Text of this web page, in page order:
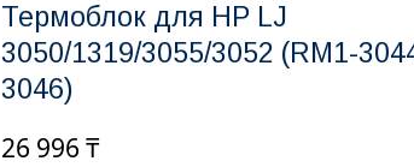
Термоблок для HP LJ
3050/1319/3055/3052 (RM1-
3046)
26 996 ₸